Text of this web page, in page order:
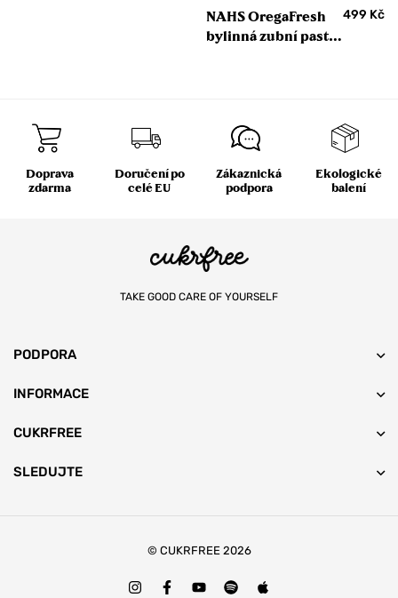
NAHS OregaFresh
bylinná zubní pasta
499 Kč
Doprava
zdarma
Doručení po
celé EU
Zákaznická
podpora
Ekologické
balení
TAKE GOOD CARE OF YOURSELF
PODPORA
INFORMACE
CUKRFREE
SLEDUJTE
© CUKRFREE 2026